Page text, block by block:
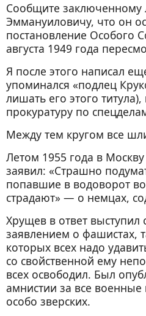
Сообщите заключенному
Эммануиловичу, что он
постановление Особого
августа 1949 года
Я после этого написал
упоминался «подлец
лишать его этого
прокуратуру по
Между тем кругом все
Летом 1955 года в
заявил: «Страшно
попавшие в водоворот
страдают» — о немцах,
Хрущев в ответ выступил
заявлением о фашистах,
которых всех надо
со свойственной ему
всех освободил. Был
амнистии за все военные
особо зверских.